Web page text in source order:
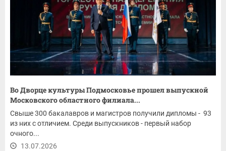
Во Дворце культуры Подмосковье прошел выпускной
Московского областного филиала...
Свыше 300 бакалавров и магистров получили дипломы - 93
из них с отличием. Среди выпускников - первый набор
очного...
13.07.2026